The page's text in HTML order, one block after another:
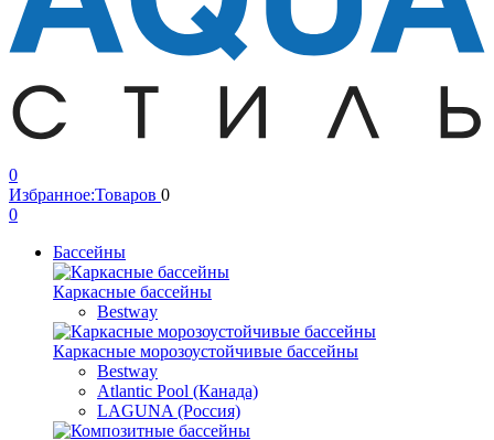
0
Избранное:Товаров 0
0
Бассейны
Каркасные бассейны
Bestway
Каркасные морозоустойчивые бассейны
Bestway
Atlantic Pool (Канада)
LAGUNA (Россия)